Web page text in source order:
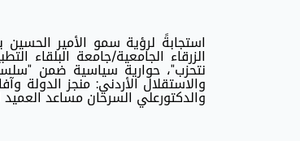
استجابةً لرؤية سمو الأمير الحسين
الزرقاء الجامعية/جامعة البلقاء
نتحزب"، حوارية سياسية ضمن
والاستقلال الأردني: منجز الدولة
والدكتورعلي السرحان مساعد العميد